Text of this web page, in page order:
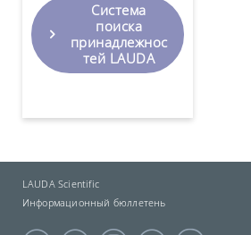
Система
поиска
принадлежнос
тей LAUDA
LAUDA Scientific
Информационный бюллетень